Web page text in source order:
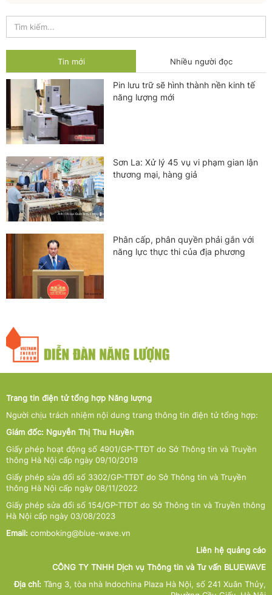
Tin mới Nhiều người đọc
Pin lưu trữ sẽ hình thành nền kinh tế
năng lượng mới
Sơn La: Xử lý 45 vụ vi phạm gian lận
thương mại, hàng giả
Phân cấp, phân quyền phải gắn với
năng lực thực thi của địa phương
Trang tin điện tử tổng hợp Năng lượng
Người chịu trách nhiệm nội dung trang thông tin điện tử tổng hợp:
Giám đốc: Nguyễn Thị Thu Huyền
Giấy phép hoạt động số 4901/GP-TTĐT do Sở Thông tin và Truyền
thông Hà Nội cấp ngày 09/10/2019
Giấy phép sửa đổi số 3302/GP-TTĐT do Sở Thông tin và Truyền
thông Hà Nội cấp ngày 08/11/2022
Giấy phép sửa đổi số 154/GP-TTĐT do Sở Thông tin và Truyền thông
Hà Nội cấp ngày 03/08/2023
Email: comboking@blue-wave.vn
Liên hệ quảng cáo
CÔNG TY TNHH Dịch vụ Thông tin và Tư vấn BLUEWAVE
Địa chỉ: Tầng 3, tòa nhà Indochina Plaza Hà Nội, số 241 Xuân Thủy,